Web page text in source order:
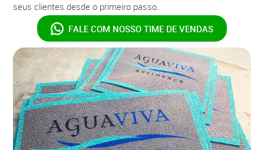
seus clientes desde o primeiro passo.
FALE COM NOSSO TIME DE VENDAS